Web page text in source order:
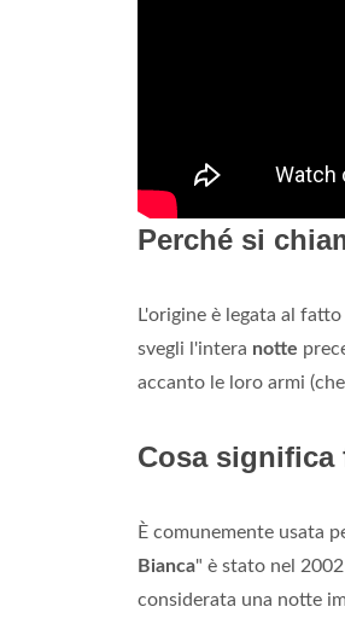
Perché si
L'origine è legata al
svegli l'intera notte
accanto le loro armi
Cosa significa
È comunemente usata
Bianca" è stato nel
considerata una notte